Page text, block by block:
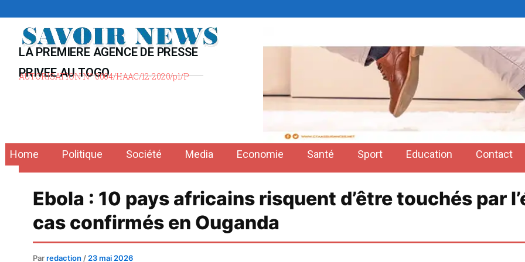
contenu
LA PREMIERE AGENCE DE PRESSE
PRIVEE AU TOGO
AUTORISATION N° 0004/HAAC/12-2020/pl/P
Home Politique Société Media Economie Santé Sport Education Contact
Ebola : 10 pays africains risquent d’être touchés par
cas confirmés en Ouganda
Parredaction / 23 mai 2026